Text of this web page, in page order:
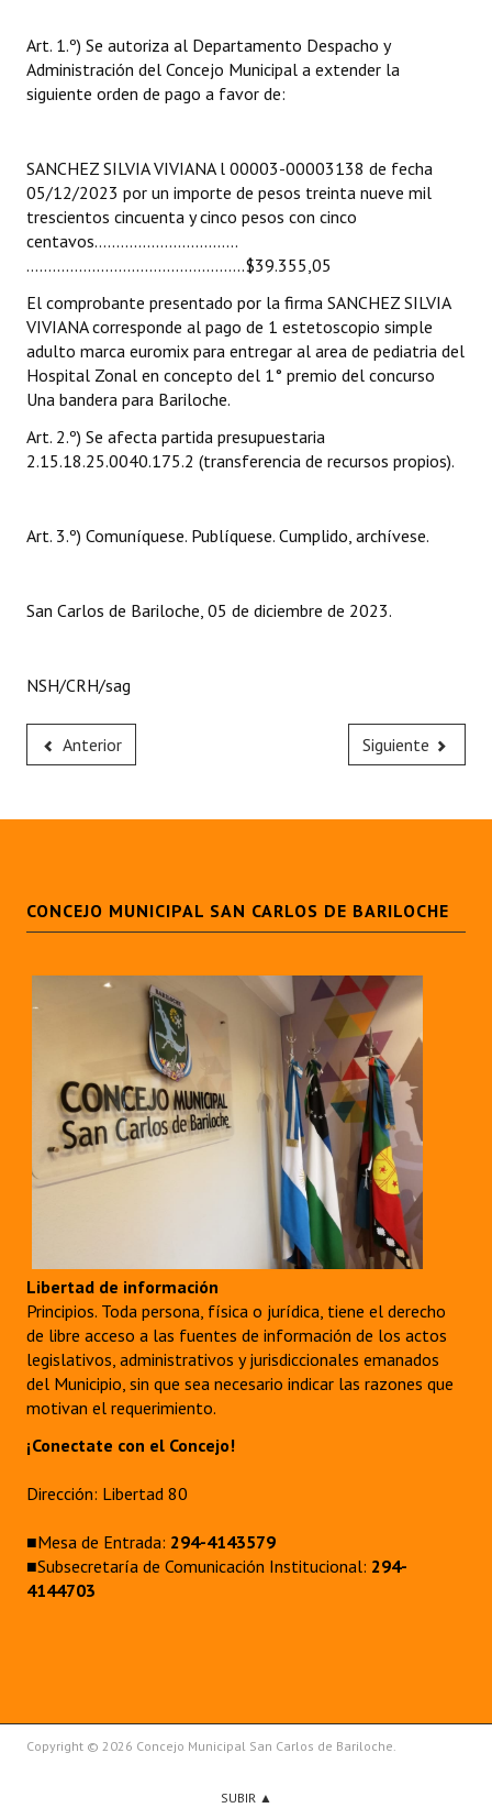
Entrega de distinciones
REFORMA DE LA CARTA ORGÁNICA
Art. 1.º) Se autoriza al Departamento Despacho y
Administración del Concejo Municipal a extender la
siguiente orden de pago a favor de:
SANCHEZ SILVIA VIVIANA l 00003-00003138 de fecha
05/12/2023 por un importe de pesos treinta nueve mil
trescientos cincuenta y cinco pesos con cinco
centavos…………………………...
…………………………………………..$39.355,05
El comprobante presentado por la firma SANCHEZ SILVIA
VIVIANA corresponde al pago de 1 estetoscopio simple
adulto marca euromix para entregar al area de pediatria del
Hospital Zonal en concepto del 1° premio del concurso
Una bandera para Bariloche.
Art. 2.º) Se afecta partida presupuestaria
2.15.18.25.0040.175.2 (transferencia de recursos propios).
Art. 3.º) Comuníquese. Publíquese. Cumplido, archívese.
San Carlos de Bariloche, 05 de diciembre de 2023.
NSH/CRH/sag
Anterior Siguiente
CONCEJO MUNICIPAL SAN CARLOS DE BARILOCHE
Libertad de información
Principios. Toda persona, física o jurídica, tiene el derecho
de libre acceso a las fuentes de información de los actos
legislativos, administrativos y jurisdiccionales emanados
del Municipio, sin que sea necesario indicar las razones que
motivan el requerimiento.
¡Conectate con el Concejo!
Dirección: Libertad 80
■Mesa de Entrada: 294-4143579
■Subsecretaría de Comunicación Institucional: 294-
4144703
Copyright © 2026 Concejo Municipal San Carlos de Bariloche.
SUBIR ▲